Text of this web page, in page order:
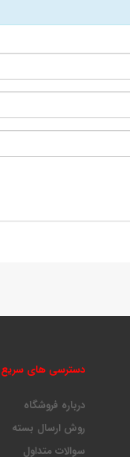
دسترسی های سریع
درباره فروشگاه
روش ارسال بسته
سوالات متداول